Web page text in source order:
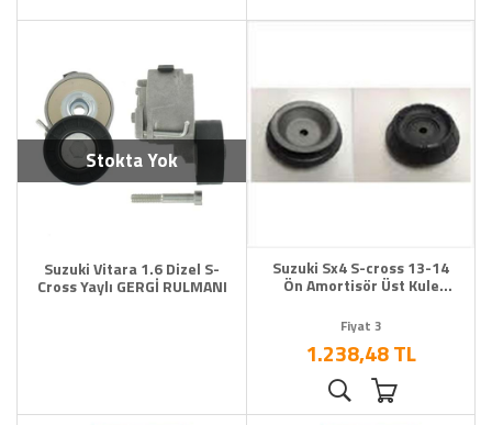
Stokta Yok
Suzuki Vitara 1.6 Dizel S-
Cross Yaylı GERGİ RULMANI
Suzuki Sx4 S-cross 13-14
Ön Amortisör Üst Kule
Fiyat 3
1.238,48 TL